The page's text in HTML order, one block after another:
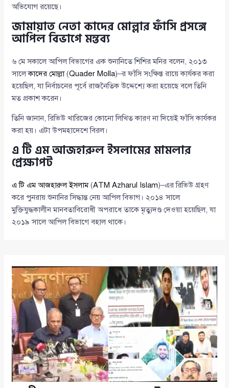
অভিযোগ রয়েছে।
জামায়াত নেতা কাদের মোল্লার ফাঁসি প্রসঙ্গে
আপিল বিভাগে মন্তব্য
৬ মে সকালে আপিল বিভাগের এক শুনানিতে শিশির মনির বলেন, ২০১৩
সালেকাদের মোল্লা(Quader Molla)–র ফাঁসি সংক্ষিপ্ত রায়ে কার্যকর করা
হয়েছিল, যা নির্বাচনের পূর্বে রাজনৈতিক উদ্দেশ্যে করা হয়েছে বলে তিনি
মত প্রকাশ করেন।
তিনি জানান, রিভিউ খারিজের কোনো লিখিত কারণ না দিয়েই ফাঁসি কার্যকর
করা হয়। এটা উপমহাদেশে বিরল।
এ টি এম আজহারুল ইসলামের মামলার
প্রেক্ষাপট
এ টি এম আজহারুল ইসলাম(ATM Azharul Islam)–এর রিভিউ গ্রহণ
করে পুনরায় শুনানির সিদ্ধান্ত নেয় আপিল বিভাগ। ২০১৪ সালে
মুক্তিযুদ্ধকালীন মানবতাবিরোধী অপরাধে তাকে মৃত্যুদণ্ড দেওয়া হয়েছিল, যা
২০১৯ সালে আপিল বিভাগে বহাল থাকে।